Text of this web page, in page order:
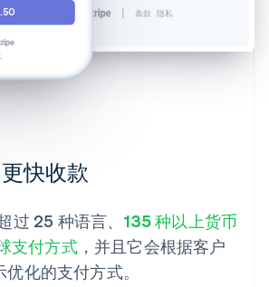
条款 隐私
快收款
过 25 种语言、 135 种以上货币
支付方式，并且它会根据客户
化的支付方式。